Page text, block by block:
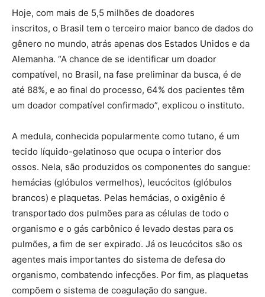
Hoje, com mais de 5,5 milhões de doadores
inscritos, o Brasil tem o terceiro maior banco de dados do
gênero no mundo, atrás apenas dos Estados Unidos e da
Alemanha. “A chance de se identificar um doador
compatível, no Brasil, na fase preliminar da busca, é de
até 88%, e ao final do processo, 64% dos pacientes têm
um doador compatível confirmado”, explicou o instituto.
A medula, conhecida popularmente como tutano, é um
tecido líquido-gelatinoso que ocupa o interior dos
ossos. Nela, são produzidos os componentes do sangue:
hemácias (glóbulos vermelhos), leucócitos (glóbulos
brancos) e plaquetas. Pelas hemácias, o oxigênio é
transportado dos pulmões para as células de todo o
organismo e o gás carbônico é levado destas para os
pulmões, a fim de ser expirado. Já os leucócitos são os
agentes mais importantes do sistema de defesa do
organismo, combatendo infecções. Por fim, as plaquetas
compõem o sistema de coagulação do sangue.